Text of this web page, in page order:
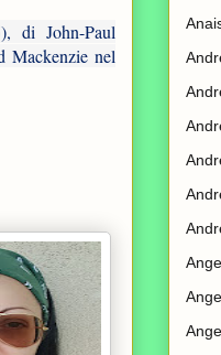
di John-Paul
Mackenzie nel